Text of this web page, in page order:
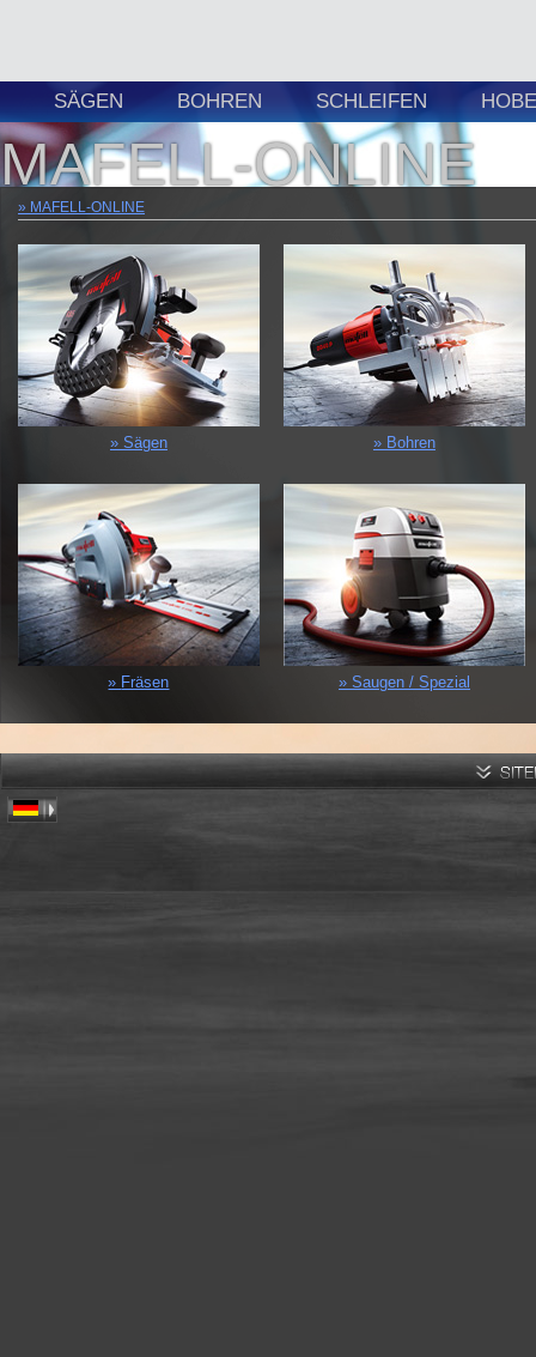
SÄGEN BOHREN SCHLEIFEN
MAFELL-ONLINE
MAFELL-ONLINE
Sägen Bohren
Fräsen Saugen / Spezial